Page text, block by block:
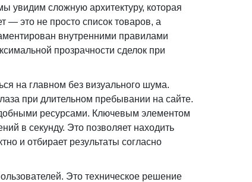
увидим сложную архитектуру, которая
— это не просто список товаров, а
внутренними правилами
прозрачности сделок при
на главном без визуального шума.
при длительном пребывании на сайте.
ресурсами. Ключевым элементом
в секунду. Это позволяет находить
и отбирает результаты согласно
Это техническое решение